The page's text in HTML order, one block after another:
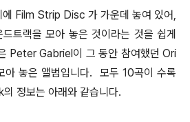
에 Film Strip Disc 가 가운데 놓여 있어,
트랙을 모아 놓은 것이라는 것을 쉽게
Peter Gabriel이 그 동안 참여했던 Ori
놓은 앨범입니다. 모두 10곡이 수록
정보는 아래와 같습니다.